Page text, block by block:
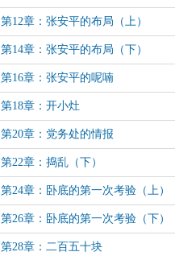
第12章：张安平的布局（上）
第14章：张安平的布局（下）
第16章：张安平的呢喃
第18章：开小灶
第20章：党务处的情报
第22章：捣乱（下）
第24章：卧底的第一次考验（上）
第26章：卧底的第一次考验（下）
第28章：二百五十块